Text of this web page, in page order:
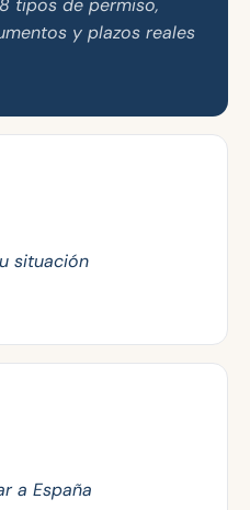
tipos de permiso,
y plazos reales
situación
a España